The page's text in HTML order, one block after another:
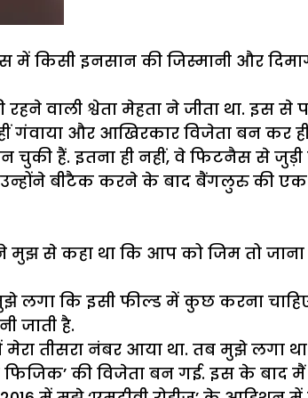
में किसी इनसान की जिस्मानी और
वाली श्वेता मेहता ने जीता था. इस से
गंवाया और आखिरकार विजेता बन कर
हैं. इतना ही नहीं, वे फिटनैस से जुड़ी
बीटैक करने के बाद बैंगलुरु की
ने मुझ से कहा था कि आप को जिम तो
लगा कि इसी फील्ड में कुछ करना
जाती है.
तीसरा नंबर आया था. तब मुझे लगा था
की विजेता बन गई. इस के बाद मैं